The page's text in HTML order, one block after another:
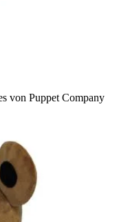
von Puppet Company